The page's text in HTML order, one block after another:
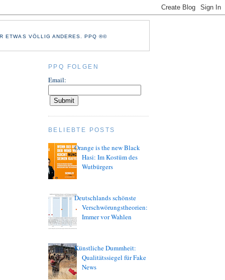
ETWAS VÖLLIG ANDERES. PPQ ®©
PPQ FOLGEN
Email:
BELIEBTE POSTS
Orange is the new Black
Hasi: Im Kostüm des
Wutbürgers
Deutschlands schönste
Verschwörungstheorien:
Immer vor Wahlen
Künstliche Dummheit:
Qualitätssiegel für Fake
News